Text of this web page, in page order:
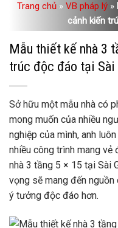
Trang chủ » VB pháp lý »
cảnh kiến
Mẫu thiết kế nhà 3
trúc độc đáo tại Sài
Sở hữu một mẫu nhà có
mong muốn của nhiều
nghiệp của mình, anh
nhiều công trình mang
nhà 3 tầng 5 × 15 tại Sài
vọng sẽ mang đến
ý tưởng độc đáo hơn.